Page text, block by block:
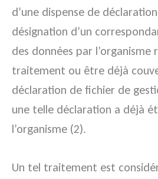
d’une dispense de
désignation d’un
des données par l’organisme
traitement ou être déjà
déclaration de fichier de
une telle déclaration a déjà
l’organisme (2).
Un tel traitement est